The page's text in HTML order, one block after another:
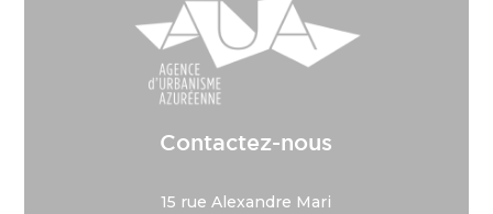
Contactez-nous
15 rue Alexandre Mari